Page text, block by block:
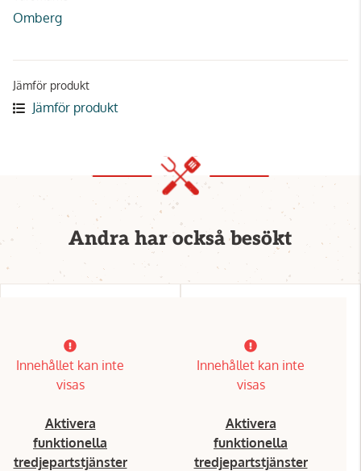
Omberg
Jämför produkt
Jämför produkt
Andra har också besökt
Innehållet kan inte
visas
Aktivera
funktionella
tredjepartstjänster
Innehållet kan inte
visas
Aktivera
funktionella
tredjepartstjänster